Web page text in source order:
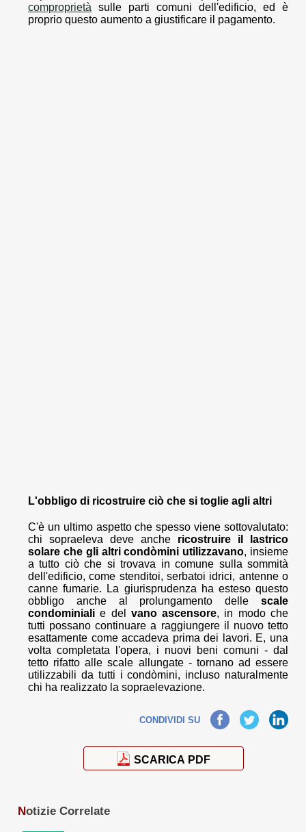
comproprietà sulle parti comuni dell'edificio, ed è
proprio questo aumento a giustificare il pagamento.
L'obbligo di ricostruire ciò che si toglie agli altri
C'è un ultimo aspetto che spesso viene sottovalutato:
chi sopraeleva deve anche ricostruire il lastrico
solare che gli altri condòmini utilizzavano, insieme
a tutto ciò che si trovava in comune sulla sommità
dell'edificio, come stenditoi, serbatoi idrici, antenne o
canne fumarie. La giurisprudenza ha esteso questo
obbligo anche al prolungamento delle scale
condominiali e del vano ascensore, in modo che
tutti possano continuare a raggiungere il nuovo tetto
esattamente come accadeva prima dei lavori. E, una
volta completata l'opera, i nuovi beni comuni - dal
tetto rifatto alle scale allungate - tornano ad essere
utilizzabili da tutti i condòmini, incluso naturalmente
chi ha realizzato la sopraelevazione.
CONDIVIDI SUFacebook TwitterLinkedIn
SCARICA PDF
Notizie Correlate